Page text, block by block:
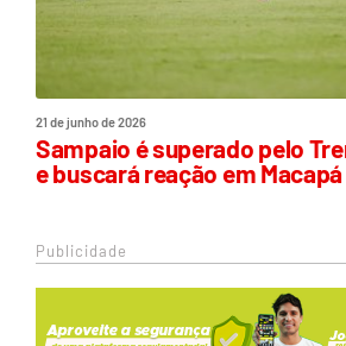
21 de junho de 2026
Sampaio é superado pelo
e buscará reação em Macapá
Publicidade